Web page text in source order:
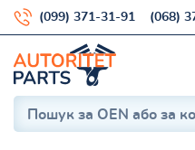
(099) 371-31-91 (068)